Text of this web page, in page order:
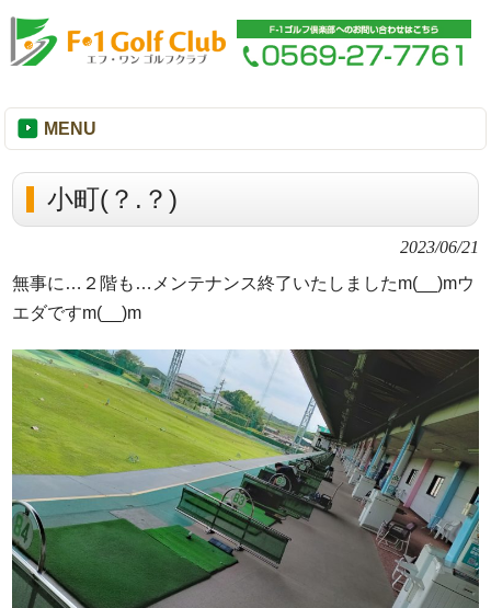
MENU
小町(？.？)
2023/06/21
無事に…２階も…メンテナンス終了いたしましたm(__)mウ
エダですm(__)m